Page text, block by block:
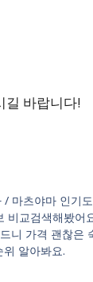
길 바랍니다!
마츠야마 인기
교검색해봤어
가격 괜찮은
알아봐요.